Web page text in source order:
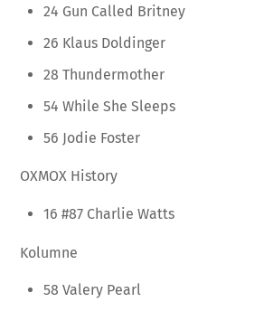
24 Gun Called Britney
26 Klaus Doldinger
28 Thundermother
54 While She Sleeps
56 Jodie Foster
OXMOX History
16 #87 Charlie Watts
Kolumne
58 Valery Pearl